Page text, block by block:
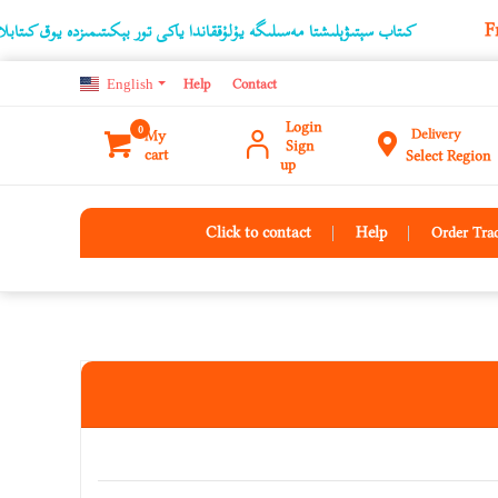
كىتاب سېتىۋېلىشتا مەسىلىگە يۇلۇققاندا ياكى تور بېكىتىمىزدە يوق كىتابلارنىڭ
English Help Contact
Delivery
Select Region
Login
Sign
up
0My
cart
Order
Help
Click to contact